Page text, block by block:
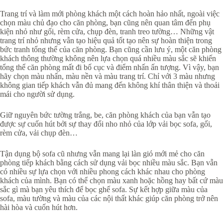
Trang trí và làm mới phòng khách một cách hoàn hảo nhất, ngoài việc
chọn màu chủ đạo cho căn phòng, bạn cũng nên quan tâm đến phụ
kiện nhỏ như gối, rèm cửa, chụp đèn, tranh treo tường… Những vật
trang trí nhỏ nhưng vẫn tạo hiệu quả tốt tạo nên sự hoàn thiện trong
bức tranh tổng thể của căn phòng. Bạn cũng cần lưu ý, một căn phòng
khách thông thường không nên lựa chọn quá nhiều màu sắc sẽ khiến
tổng thể căn phòng mất đi bố cục và điểm nhấn ấn tượng. Vì vậy, bạn
hãy chọn màu nhấn, màu nền và màu trang trí. Chỉ với 3 màu nhưng
không gian tiếp khách vẫn đủ mang đến không khí thân thiện và thoải
mái cho người sử dụng.
Giữ nguyên bức tường trắng, be, căn phòng khách của bạn vẫn tạo
được sự cuốn hút bởi sự thay đổi nho nhỏ của lớp vải bọc sofa, gối,
rèm cửa, vải chụp đèn…
Tận dụng bộ sofa cũ nhưng vẫn mang lại làn gió mới mẻ cho căn
phòng tiếp khách bằng cách sử dụng vải bọc nhiều màu sắc. Bạn vẫn
có nhiều sự lựa chọn với nhiều phong cách khác nhau cho phòng
khách của mình. Bạn có thể chọn màu xanh hoặc hồng hay bất cứ màu
sắc gì mà bạn yêu thích để bọc ghế sofa. Sự kết hợp giữa màu của
sofa, màu tường và màu của các nội thất khác giúp căn phòng trở nên
hài hòa và cuốn hút hơn.